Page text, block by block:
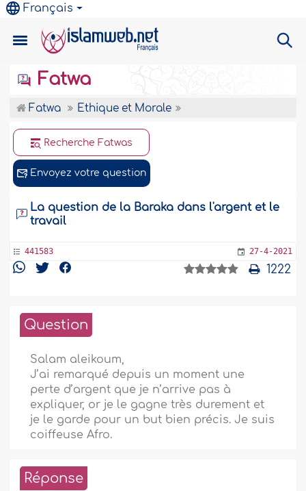
Français
Fatwa
Fatwa Ethique et Morale
Recherche Fatwas
Envoyez votre question
La question de la Baraka dans l'argent et le
travail
441583 27-4-2021
1222
Question
Salam aleikoum,
J’ai remarqué depuis un moment une
perte d’argent que je n’arrive pas à
expliquer, or je le gagne très durement et
je le garde pour un but bien précis. Je suis
coiffeuse Afro.
Réponse